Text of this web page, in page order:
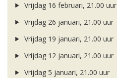
Vrijdag 16 februari, 21.00 uur
Vrijdag 26 januari, 21.00 uur
Vrijdag 19 januari, 21.00 uur
Vrijdag 12 januari, 21.00 uur
Vrijdag 5 januari, 21.00 uur